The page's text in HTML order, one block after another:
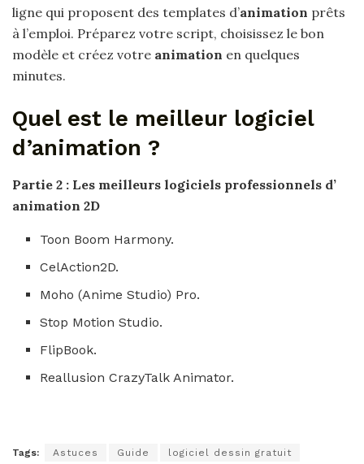
ligne qui proposent des templates d’animation prêts
à l’emploi. Préparez votre script, choisissez le bon
modèle et créez votre animation en quelques
minutes.
Quel est le meilleur logiciel
d’animation ?
Partie 2 : Les meilleurs logiciels professionnels d’
animation 2D
Toon Boom Harmony.
CelAction2D.
Moho (Anime Studio) Pro.
Stop Motion Studio.
FlipBook.
Reallusion CrazyTalk Animator.
Tags: Astuces Guide logiciel dessin gratuit